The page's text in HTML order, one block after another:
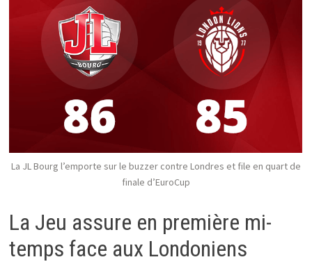
La JL Bourg l’emporte sur le buzzer contre Londres et file en quart de
finale d’EuroCup
La Jeu assure en première mi-
temps face aux Londoniens